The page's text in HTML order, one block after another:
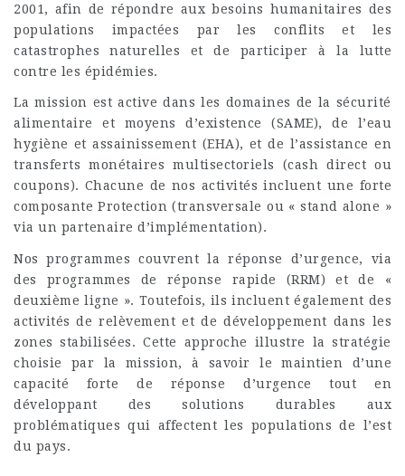
2001, afin de répondre aux besoins humanitaires des
populations impactées par les conflits et les
catastrophes naturelles et de participer à la lutte
contre les épidémies.
La mission est active dans les domaines de la sécurité
alimentaire et moyens d’existence (SAME), de l’eau
hygiène et assainissement (EHA), et de l’assistance en
transferts monétaires multisectoriels (cash direct ou
coupons). Chacune de nos activités incluent une forte
composante Protection (transversale ou « stand alone »
via un partenaire d’implémentation).
Nos programmes couvrent la réponse d’urgence, via
des programmes de réponse rapide (RRM) et de «
deuxième ligne ». Toutefois, ils incluent également des
activités de relèvement et de développement dans les
zones stabilisées. Cette approche illustre la stratégie
choisie par la mission, à savoir le maintien d’une
capacité forte de réponse d’urgence tout en
développant des solutions durables aux
problématiques qui affectent les populations de l’est
du pays.